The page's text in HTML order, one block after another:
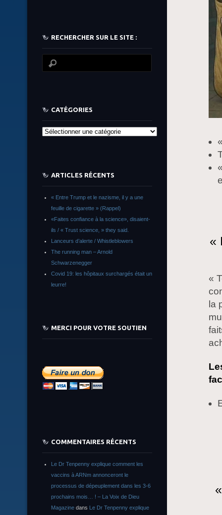
«
«
la
RECHERCHER SUR LE SITE :
CATÉGORIES
Catégories
ARTICLES RÉCENTS
« Entre Trump et le nazisme, il y a une
feuille de cigarette » (Rappel)
«Faites confiance à la science», disaient-
ils / « Trust science, » they said.
Lanceurs d’alerte / Whistleblowers
The running man – Arnold
Schwarzenegger
Covid 19: les hôpitaux surchargés était un
leurre!
MERCI POUR VOTRE SOUTIEN
COMMENTAIRES RÉCENTS
Le Dr Tenpenny explique comment les
vaccins à ARNm annonceront le
processus de dépeuplement dans les 3-6
prochains mois… ! – La Voix de Dieu
Magazine dans Le Dr Tenpenny explique